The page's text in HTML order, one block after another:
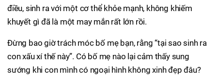
điều, sinh ra với một cơ thể khỏe mạnh, không khiếm
khuyết gì đã là một may mắn rất lớn rồi.
Đừng bao giờ trách móc bố mẹ bạn, rằng “tại sao sinh ra
con xấu xí thế này”. Có bố mẹ nào lại cảm thấy sung
sướng khi con mình có ngoại hình không xinh đẹp đâu?